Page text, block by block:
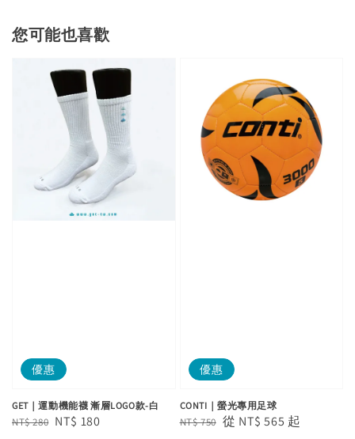
您可能也喜歡
優惠
GET｜運動機能襪 漸層LOGO款-白
Regular
NT$ 280 Sale
NT$ 180
優惠
CONTI｜螢光專用足球
Regular
NT$ 750 Sale
從 NT$ 565 起